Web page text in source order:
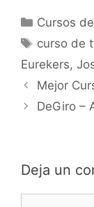
Categorías
Cursos
Etiquetas
curso de
Eurekers,
Mejor
DeGiro –
Deja un